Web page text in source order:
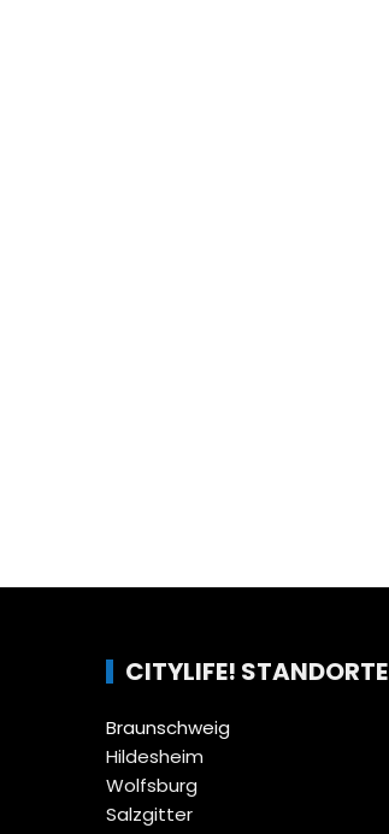
CITYLIFE! STANDORTE
Braunschweig
Hildesheim
Wolfsburg
Salzgitter